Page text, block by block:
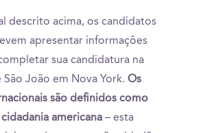
descrito acima, os candidatos
apresentar informações
sua candidatura na
João em Nova York. Os
são definidos como
americana – esta